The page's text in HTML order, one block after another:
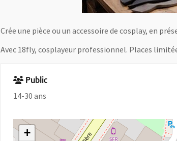
Crée une pièce ou un accessoire de cosplay, en
Avec 18fly, cosplayeur professionnel. Places
Public
14-30 ans
+